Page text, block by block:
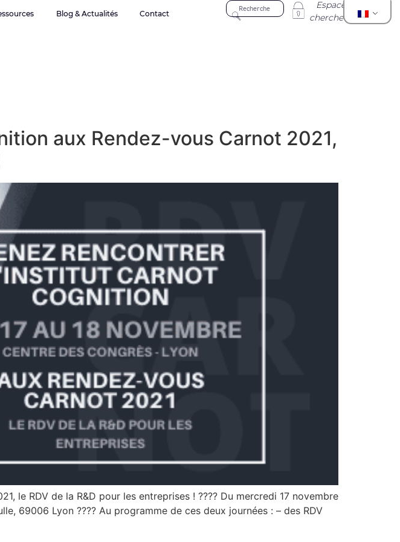
Blog & Actualités Contact
Espace
chercheur
aux Rendez-vous Carnot 2021,
le RDV de la R&D pour les entreprises ! ???? Du mercredi 17 novembre
69006 Lyon ???? Au programme de ces deux journées : – des RDV